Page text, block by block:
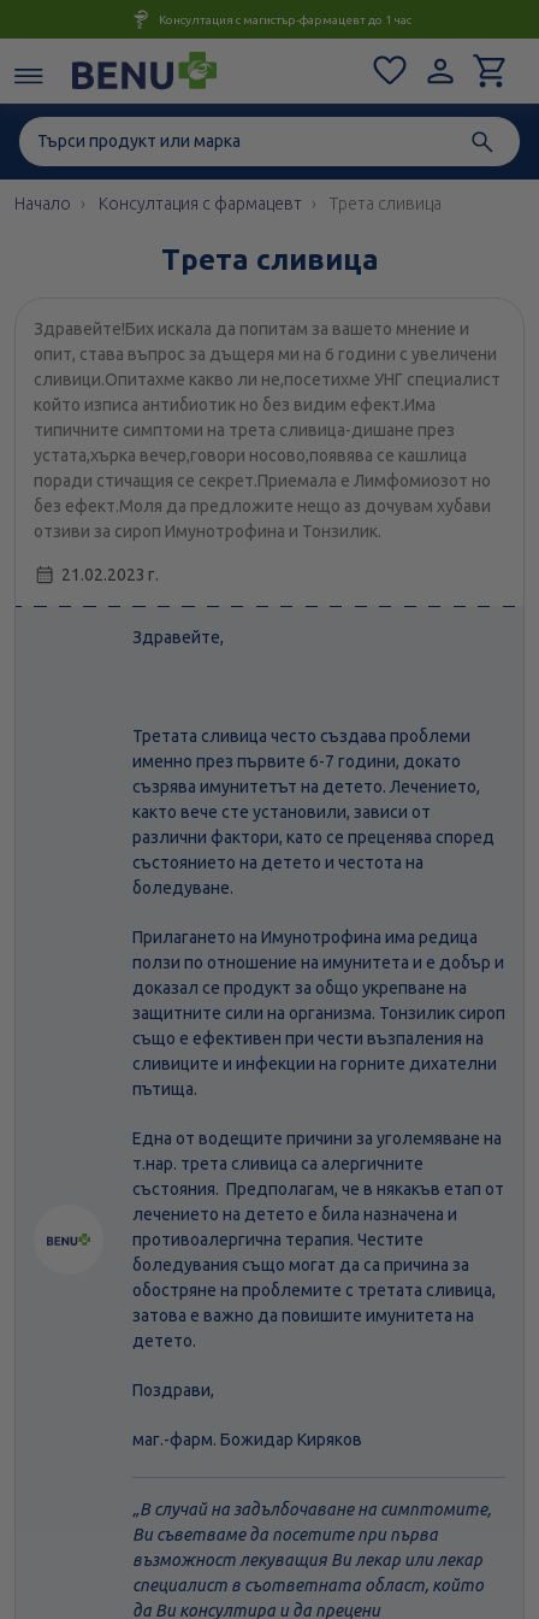
Консултация с магистър-фармацевт до 1 час
Начало Консултация с фармацевт Трета сливица
Трета сливица
Здравейте!Бих искала да попитам за вашето мнение и
опит, става въпрос за дъщеря ми на 6 години с увеличени
сливици.Опитахме какво ли не,посетихме УНГ специалист
който изписа антибиотик но без видим ефект.Има
типичните симптоми на трета сливица-дишане през
устата,хърка вечер,говори носово,появява се кашлица
поради стичащия се секрет.Приемала е Лимфомиозот но
без ефект.Моля да предложите нещо аз дочувам хубави
отзиви за сироп Имунотрофина и Тонзилик.
21.02.2023 г.
Здравейте,
Третата сливица често създава проблеми
именно през първите 6-7 години, докато
съзрява имунитетът на детето. Лечението,
както вече сте установили, зависи от
различни фактори, като се преценява според
състоянието на детето и честота на
боледуване.
Прилагането на Имунотрофина има редица
ползи по отношение на имунитета и е добър и
доказал се продукт за общо укрепване на
защитните сили на организма. Тонзилик сироп
също е ефективен при чести възпаления на
сливиците и инфекции на горните дихателни
пътища.
Една от водещите причини за уголемяване на
т.нар. трета сливица са алергичните
състояния. Предполагам, че в някакъв етап от
лечението на детето е била назначена и
противоалергична терапия. Честите
боледувания също могат да са причина за
обостряне на проблемите с третата сливица,
затова е важно да повишите имунитета на
детето.
Поздрави,
маг.-фарм. Божидар Киряков
В случай на задълбочаване на симптомите,
Ви съветваме да посетите при първа
възможност лекуващия Ви лекар или лекар
специалист в съответната област, който
да Ви консултира и да прецени